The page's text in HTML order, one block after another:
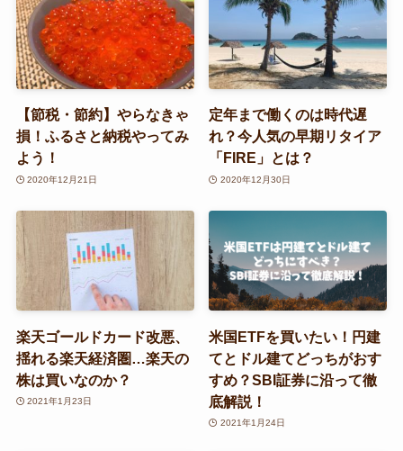
【節税・節約】やらなきゃ
損！ふるさと納税やってみ
よう！
2020年12月21日
定年まで働くのは時代遅
れ？今人気の早期リタイア
「FIRE」とは？
2020年12月30日
楽天ゴールドカード改悪、
揺れる楽天経済圏…楽天の
株は買いなのか？
2021年1月23日
米国ETFを買いたい！円建
てとドル建てどっちがおす
すめ？SBI証券に沿って徹
底解説！
2021年1月24日